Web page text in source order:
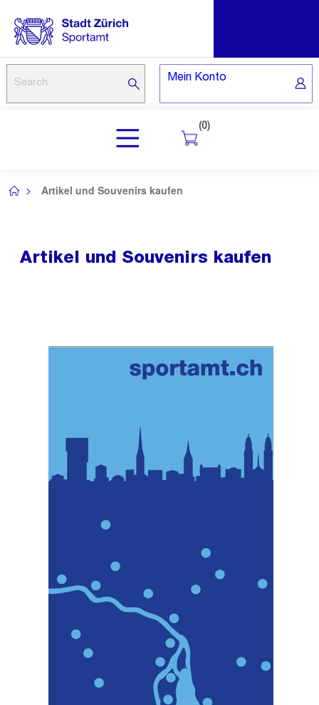
Mein Konto
(0)
Artikel und Souvenirs kaufen
Artikel und Souvenirs kaufen